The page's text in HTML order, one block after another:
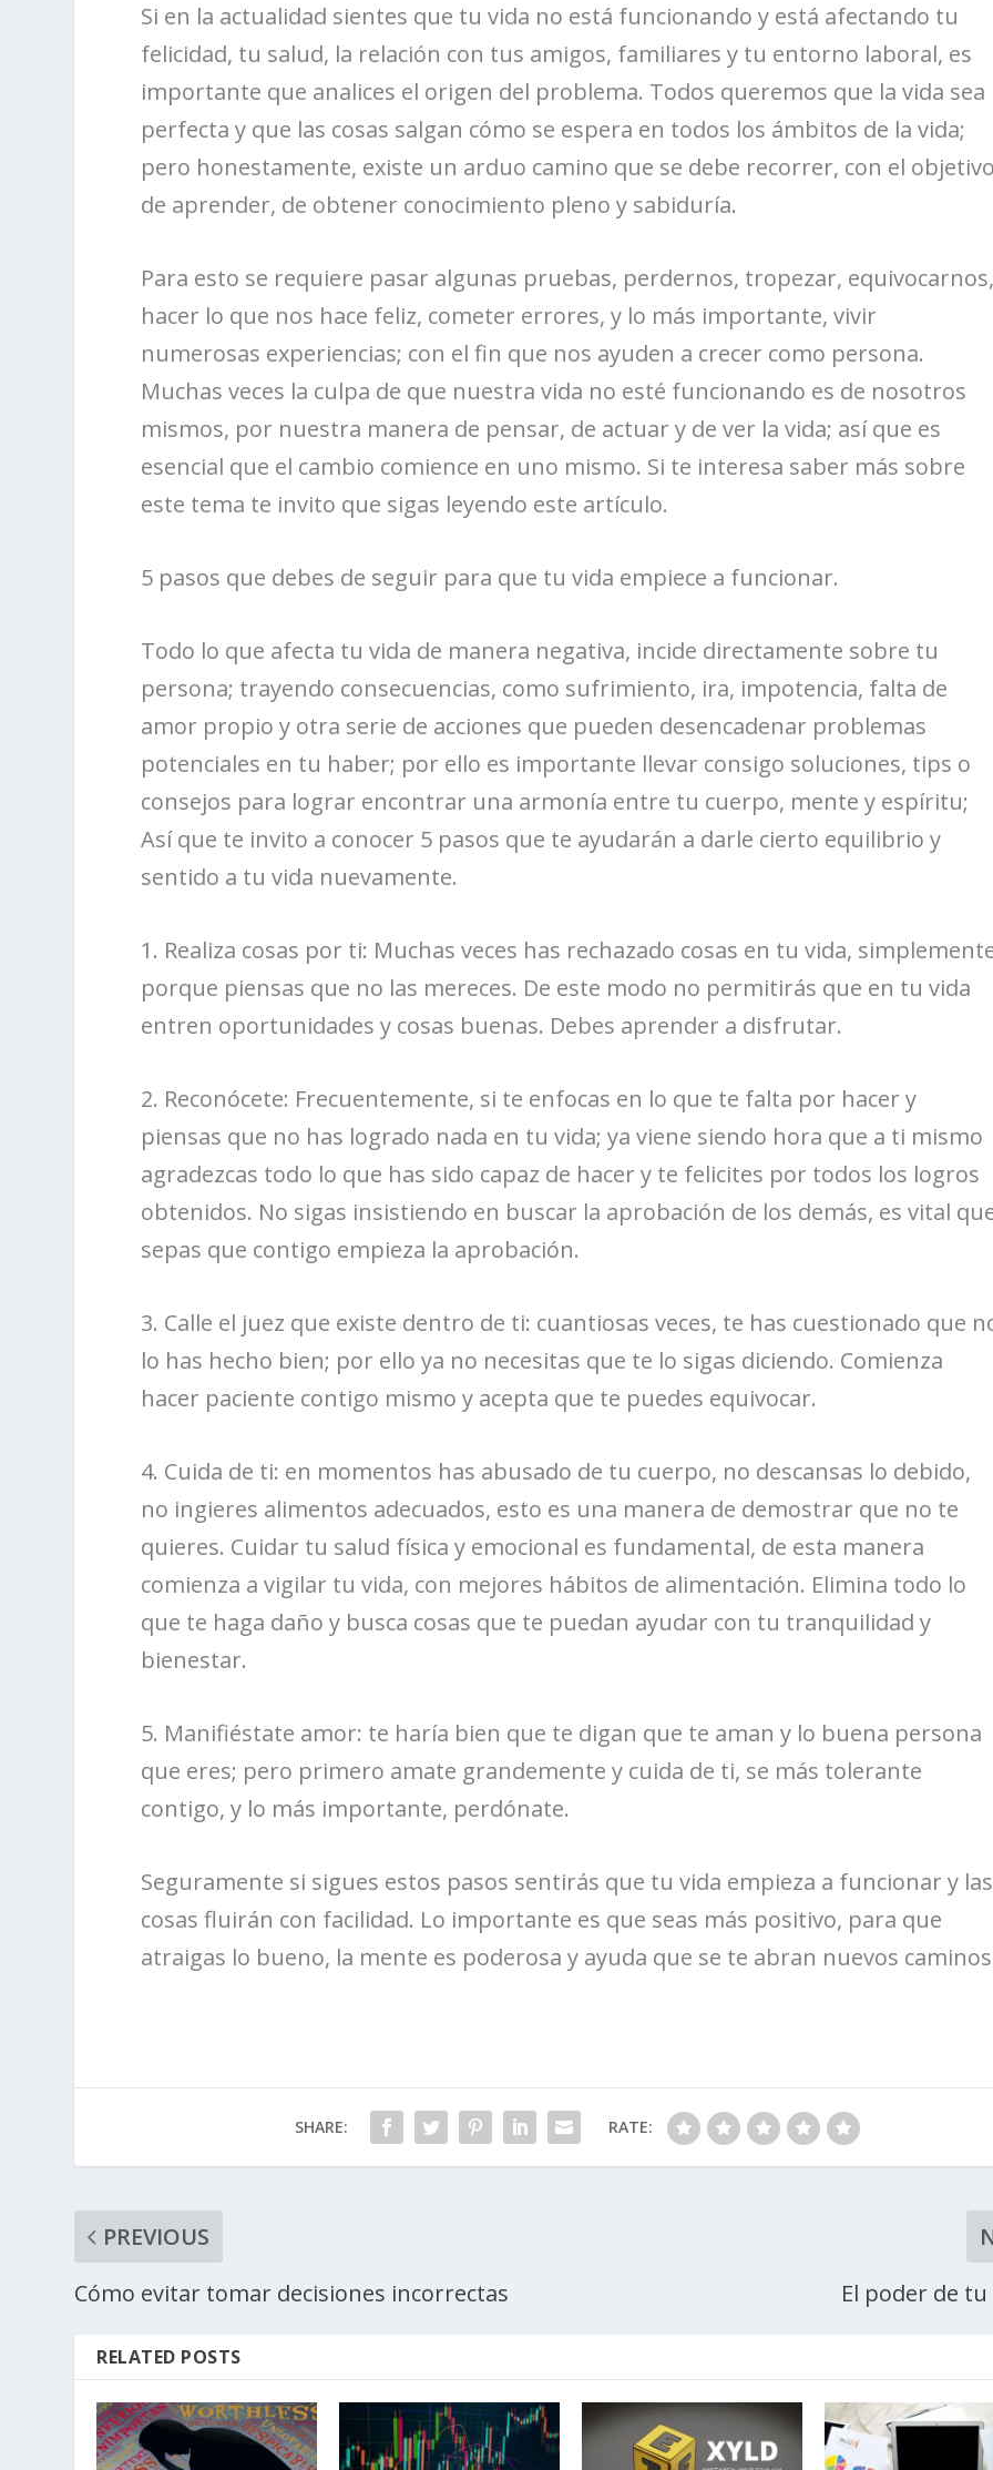
Si en la actualidad sientes que tu vida no está funcionando y está afectando tu
felicidad, tu salud, la relación con tus amigos, familiares y tu entorno laboral, es
importante que analices el origen del problema. Todos queremos que la vida sea
perfecta y que las cosas salgan cómo se espera en todos los ámbitos de la vida;
pero honestamente, existe un arduo camino que se debe recorrer, con el
de aprender, de obtener conocimiento pleno y sabiduría.
Para esto se requiere pasar algunas pruebas, perdernos, tropezar,
hacer lo que nos hace feliz, cometer errores, y lo más importante, vivir
numerosas experiencias; con el fin que nos ayuden a crecer como persona.
Muchas veces la culpa de que nuestra vida no esté funcionando es de nosotros
mismos, por nuestra manera de pensar, de actuar y de ver la vida; así que es
esencial que el cambio comience en uno mismo. Si te interesa saber más sobre
este tema te invito que sigas leyendo este artículo.
5 pasos que debes de seguir para que tu vida empiece a funcionar.
Todo lo que afecta tu vida de manera negativa, incide directamente sobre tu
persona; trayendo consecuencias, como sufrimiento, ira, impotencia, falta de
amor propio y otra serie de acciones que pueden desencadenar problemas
potenciales en tu haber; por ello es importante llevar consigo soluciones, tips o
consejos para lograr encontrar una armonía entre tu cuerpo, mente y espíritu;
Así que te invito a conocer 5 pasos que te ayudarán a darle cierto equilibrio y
sentido a tu vida nuevamente.
1. Realiza cosas por ti: Muchas veces has rechazado cosas en tu vida,
porque piensas que no las mereces. De este modo no permitirás que en tu vida
entren oportunidades y cosas buenas. Debes aprender a disfrutar.
2. Reconócete: Frecuentemente, si te enfocas en lo que te falta por hacer y
piensas que no has logrado nada en tu vida; ya viene siendo hora que a ti mismo
agradezcas todo lo que has sido capaz de hacer y te felicites por todos los logros
obtenidos. No sigas insistiendo en buscar la aprobación de los demás, es vital
sepas que contigo empieza la aprobación.
3. Calle el juez que existe dentro de ti: cuantiosas veces, te has cuestionado que
lo has hecho bien; por ello ya no necesitas que te lo sigas diciendo. Comienza
hacer paciente contigo mismo y acepta que te puedes equivocar.
4. Cuida de ti: en momentos has abusado de tu cuerpo, no descansas lo debido,
no ingieres alimentos adecuados, esto es una manera de demostrar que no te
quieres. Cuidar tu salud física y emocional es fundamental, de esta manera
comienza a vigilar tu vida, con mejores hábitos de alimentación. Elimina todo lo
que te haga daño y busca cosas que te puedan ayudar con tu tranquilidad y
bienestar.
5. Manifiéstate amor: te haría bien que te digan que te aman y lo buena persona
que eres; pero primero amate grandemente y cuida de ti, se más tolerante
contigo, y lo más importante, perdónate.
Seguramente si sigues estos pasos sentirás que tu vida empieza a funcionar y las
cosas fluirán con facilidad. Lo importante es que seas más positivo, para que
atraigas lo bueno, la mente es poderosa y ayuda que se te abran nuevos
SHARE: RATE:
PREVIOUS
Cómo evitar tomar decisiones incorrectas
El poder de
RELATED POSTS